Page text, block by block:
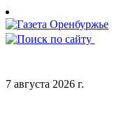
Skip
to
content
7 августа 2026 г.